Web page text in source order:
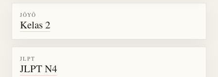
JŌYŌ
Kelas 2
JLPT
JLPT N4